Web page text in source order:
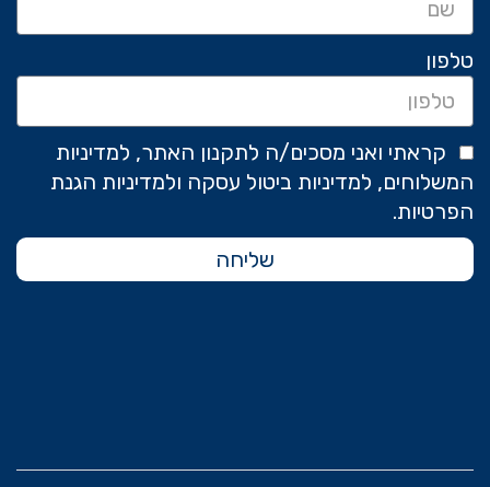
טלפון
קראתי ואני מסכים/ה לתקנון האתר, למדיניות
המשלוחים, למדיניות ביטול עסקה ולמדיניות הגנת
הפרטיות.
שליחה